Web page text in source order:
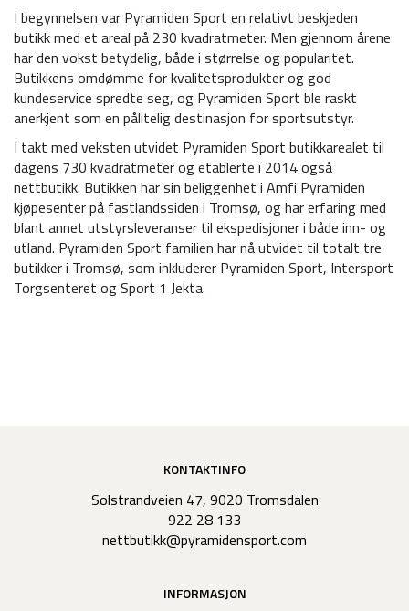
I begynnelsen var Pyramiden Sport en relativt beskjeden
butikk med et areal på 230 kvadratmeter. Men gjennom årene
har den vokst betydelig, både i størrelse og popularitet.
Butikkens omdømme for kvalitetsprodukter og god
kundeservice spredte seg, og Pyramiden Sport ble raskt
anerkjent som en pålitelig destinasjon for sportsutstyr.
I takt med veksten utvidet Pyramiden Sport butikkarealet til
dagens 730 kvadratmeter og etablerte i 2014 også
nettbutikk. Butikken har sin beliggenhet i Amfi Pyramiden
kjøpesenter på fastlandssiden i Tromsø, og har erfaring med
blant annet utstyrsleveranser til ekspedisjoner i både inn- og
utland. Pyramiden Sport familien har nå utvidet til totalt tre
butikker i Tromsø, som inkluderer Pyramiden Sport, Intersport
Torgsenteret og Sport 1 Jekta.
KONTAKTINFO
Solstrandveien 47, 9020 Tromsdalen
922 28 133
nettbutikk@pyramidensport.com
INFORMASJON